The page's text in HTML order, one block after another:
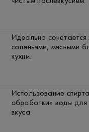
Идеально
соленьями, мясными
кухни.
Использование
обработки» воды для
вкуса.